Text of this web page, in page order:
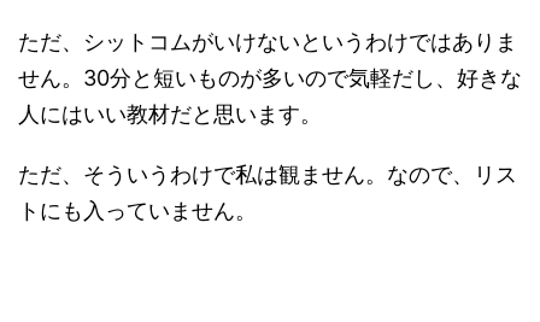
ただ、シットコムがいけないというわけではありま
せん。30分と短いものが多いので気軽だし、好きな
人にはいい教材だと思います。
ただ、そういうわけで私は観ません。なので、リス
トにも入っていません。